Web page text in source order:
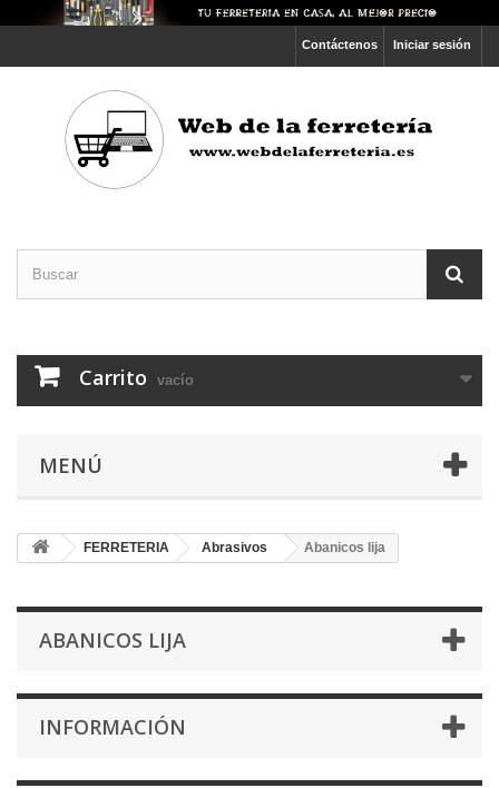
Iniciar sesión
Contáctenos
Carrito vacío
MENÚ
FERRETERIA Abrasivos Abanicos lija
ABANICOS LIJA
INFORMACIÓN